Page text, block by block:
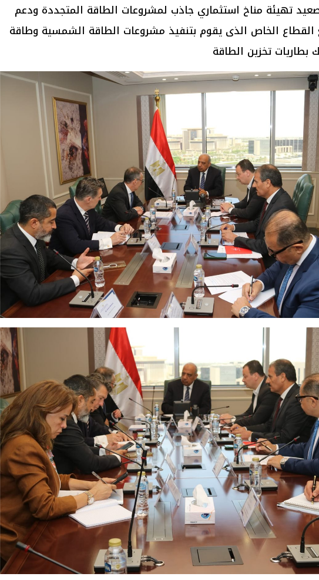
تهيئة مناخ استثماري جاذب لمشروعات الطاقة المتجددة ودعم
القطاع الخاص الذى يقوم بتنفيذ مشروعات الطاقة الشمسية وطاقة
بطاريات تخزين الطاقة